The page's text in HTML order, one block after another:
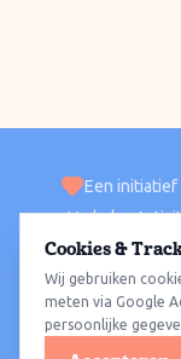
Een initiatief
Verhalen
Alle wijkenAlmere
Almere Hout
Cookies &
Wij gebruiken
meten via Google
persoonlijke